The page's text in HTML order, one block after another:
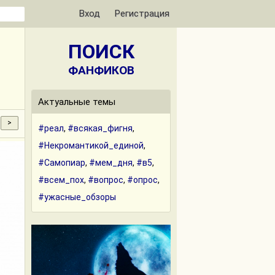
Вход Регистрация
ПОИСК
ФАНФИКОВ
Актуальные темы
#реал, #всякая_фигня,
#Некромантикой_единой,
#Самопиар, #мем_дня, #в5,
#всем_пох, #вопрос, #опрос,
#ужасные_обзоры